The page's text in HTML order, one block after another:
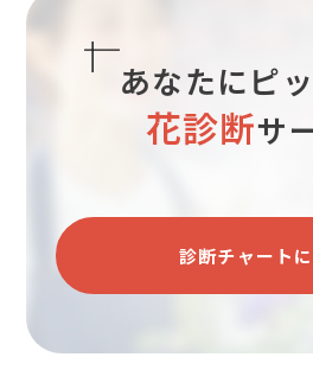
あなたにピ
花診断サ
診断チャート